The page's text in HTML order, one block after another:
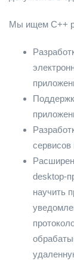
Мы ищем С++
сервисов
desktop-
научить